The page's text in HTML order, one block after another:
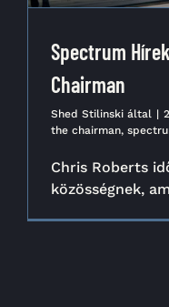
Spectrum
Chairman
Shed Stilinski által |
the chairman,
Chris Roberts
közösségnek,